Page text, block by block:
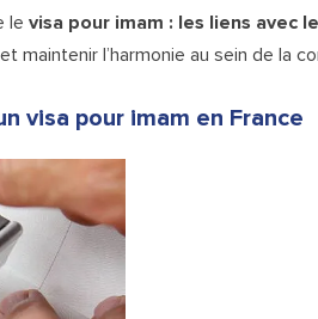
le visa pour imam : les liens avec
l’harmonie au sein de la
visa pour imam en France